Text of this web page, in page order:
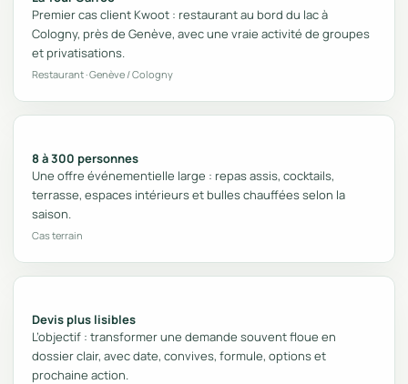
Premier cas client Kwoot : restaurant au bord du lac à
Cologny, près de Genève, avec une vraie activité de groupes
et privatisations.
Restaurant · Genève / Cologny
8 à 300 personnes
Une offre événementielle large : repas assis, cocktails,
terrasse, espaces intérieurs et bulles chauffées selon la
saison.
Cas terrain
Devis plus lisibles
L’objectif : transformer une demande souvent floue en
dossier clair, avec date, convives, formule, options et
prochaine action.